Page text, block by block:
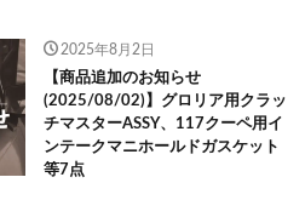
2025年8月2日
【商品追加のお知らせ
(2025/08/02)】グロリア用クラッ
チマスターASSY、117クーペ用イ
ンテークマニホールドガスケット
等7点